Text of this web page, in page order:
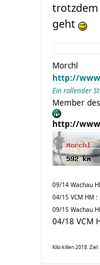
geht
Morchl
http://
Ein rollender
Member des
http://
09/14 Wachau
04/15 VCM HM :
09/15 Wachau
04/18 VCM
Kilo killen 2018: